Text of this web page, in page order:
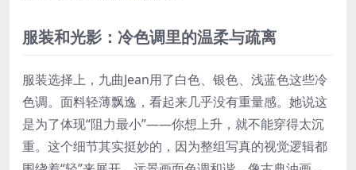
服装和光影：冷色调里的温柔与疏离
服装选择上，九曲Jean用了白色、银色、浅蓝色这些冷
色调。面料轻薄飘逸，看起来几乎没有重量感。她说这
是为了体现“阻力最小”——你想上升，就不能穿得太沉
重。这个细节其实挺妙的，因为整组写真的视觉逻辑都